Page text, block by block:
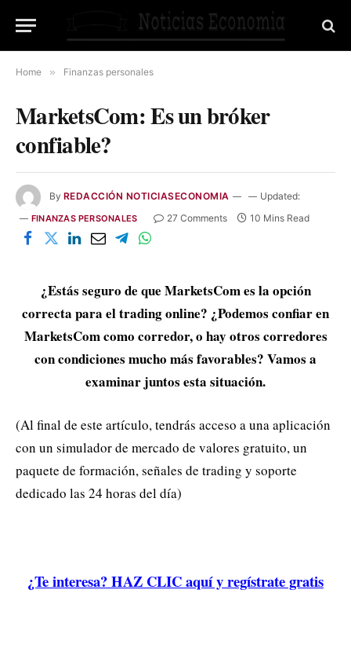
Home » Finanzas personales
MarketsCom: Es un bróker
confiable?
By REDACCIÓN NOTICIASECONOMIA Updated:
FINANZAS PERSONALES 27 Comments 10 Mins Read
¿Estás seguro de que MarketsCom es la opción
correcta para el trading online? ¿Podemos confiar en
MarketsCom como corredor, o hay otros corredores
con condiciones mucho más favorables? Vamos a
examinar juntos esta situación.
(Al final de este artículo, tendrás acceso a una aplicación
con un simulador de mercado de valores gratuito, un
paquete de formación, señales de trading y soporte
dedicado las 24 horas del día)
¿Te interesa? HAZ CLIC aquí y regístrate gratis